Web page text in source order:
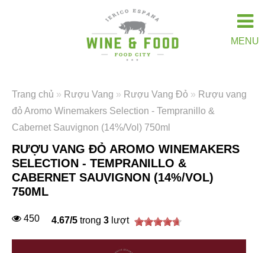
MENU
Trang chủ » Rượu Vang » Rượu Vang Đỏ » Rượu vang
đỏ Aromo Winemakers Selection - Tempranillo &
Cabernet Sauvignon (14%/Vol) 750ml
RƯỢU VANG ĐỎ AROMO WINEMAKERS
SELECTION - TEMPRANILLO &
CABERNET SAUVIGNON (14%/VOL)
750ML
450 4.67/5 trong 3 lượt